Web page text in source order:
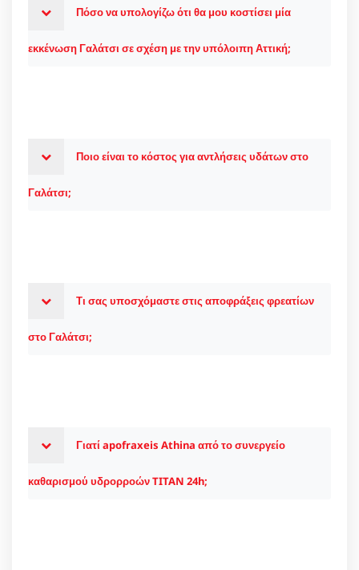
Πόσο να υπολογίζω ότι θα μου κοστίσει μία
εκκένωση Γαλάτσι σε σχέση με την υπόλοιπη Αττική;
Ποιο είναι το κόστος για αντλήσεις υδάτων στο
Γαλάτσι;
Τι σας υποσχόμαστε στις αποφράξεις φρεατίων
στο Γαλάτσι;
Γιατί apofraxeis Athina από το συνεργείο
καθαρισμού υδρορροών TITAN 24h;